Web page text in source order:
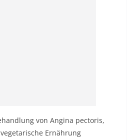
von Angina pectoris,
Ernährung